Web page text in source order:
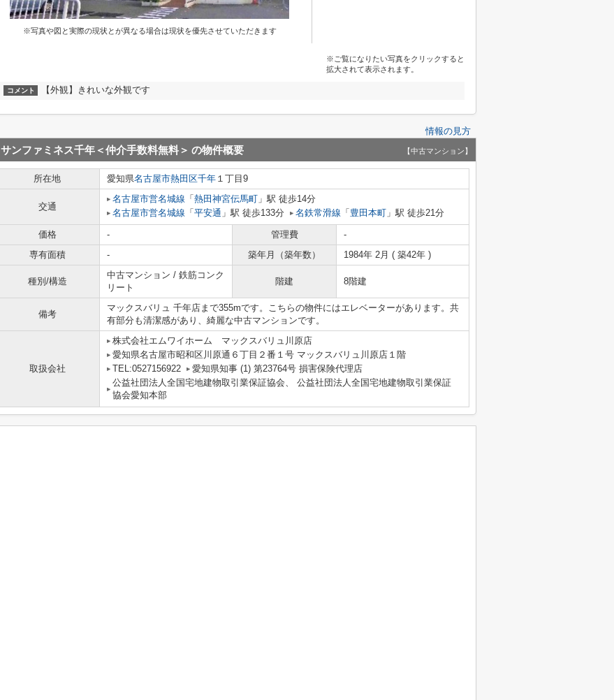
※写真や図と実際の現状とが異なる場合は現状を優先させていただきます
※ご覧になりたい写真をクリックすると
拡大されて表示されます。
コメント 【外観】きれいな外観です
情報の見方
サンファミネス千年＜仲介手数料無料＞ の物件概要 【中古マンション】
所在地 愛知県名古屋市熱田区千年 １丁目9
交通
名古屋市営名城線 「 熱田神宮伝馬町 」駅 徒歩14分
名古屋市営名城線 「 平安通 」駅 徒歩133分 名鉄常滑線 「 豊田本町 」駅 徒歩21分
価格 - 管理費
-
専有面積
- 築年月（築年数） 1984年 2月 ( 築42年 )
種別/構造
中古マンション / 鉄筋コンク
リート
階建 8階建
備考
マックスバリュ 千年店まで355mです。こちらの物件にはエレベーターがあります。共
有部分も清潔感があり、綺麗な中古マンションです。
取扱会社
株式会社エムワイホーム マックスバリュ川原店
愛知県名古屋市昭和区川原通６丁目２番１号 マックスバリュ川原店１階
TEL:0527156922
愛知県知事 (1) 第23764号 損害保険代理店
公益社団法人全国宅地建物取引業保証協会、 公益社団法人全国宅地建物取引業保証
協会愛知本部